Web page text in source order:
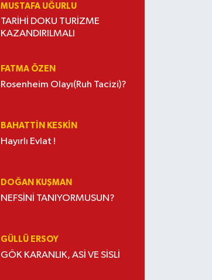
MUSTAFA UĞURLU
TARİHİ DOKU TURİZME
KAZANDIRILMALI
FATMA ÖZEN
Rosenheim Olayı(Ruh Tacizi)?
BAHATTIN KESKİN
Hayırlı Evlat !
DOĞAN KUŞMAN
NEFSİNİ TANIYORMUSUN?
GÜLLÜ ERSOY
GÖK KARANLIK, ASİ VE SİSLİ